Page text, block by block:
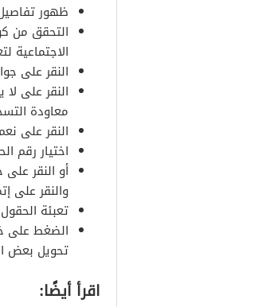
ظهور
التحقق من
الاجتماعية
النقر على
النقر على
معاودة
النقر على
اختيار رقم
أو النقر
والنقر على
تعبئة
الضغط على
تحويل بعض
اقرأ أيضًا: